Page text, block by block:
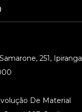
251, Ipiranga
De Material